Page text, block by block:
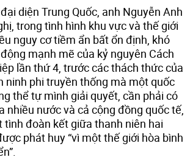
diện Trung Quốc, anh Nguyễn Anh
trong tình hình khu vực và thế giới
nguy cơ tiềm ẩn bất ổn định, khó
mạnh mẽ của kỷ nguyên Cách
lần thứ 4, trước các thách thức của
ninh phi truyền thống mà một quốc
thể tự mình giải quyết, cần phải có
nhiều nước và cả cộng đồng quốc tế,
tình đoàn kết giữa thanh niên hai
phát huy “vì một thế giới hòa bình